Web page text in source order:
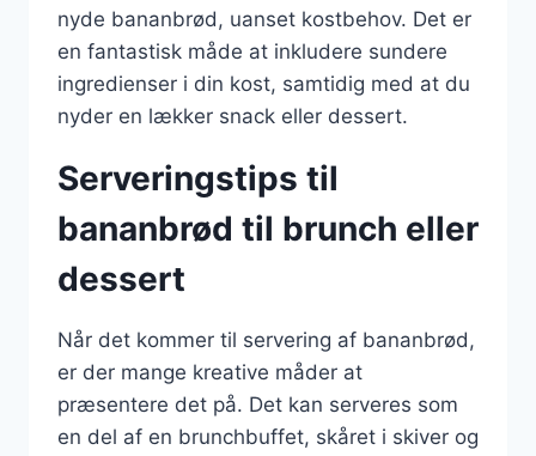
nyde bananbrød, uanset kostbehov. Det er
en fantastisk måde at inkludere sundere
ingredienser i din kost, samtidig med at du
nyder en lækker snack eller dessert.
Serveringstips til
bananbrød til brunch eller
dessert
Når det kommer til servering af bananbrød,
er der mange kreative måder at
præsentere det på. Det kan serveres som
en del af en brunchbuffet, skåret i skiver og